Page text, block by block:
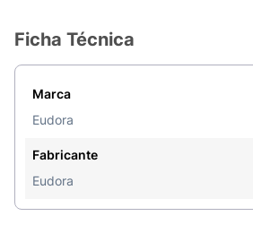
Reaplique sempre que necessário.
Ficha Técnica
Marca
Eudora
Fabricante
Eudora